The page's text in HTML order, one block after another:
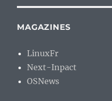
MAGAZINES
LinuxFr
Next-Inpact
OSNews